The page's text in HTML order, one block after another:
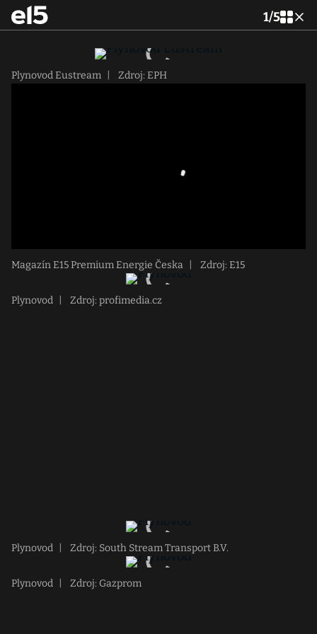
1/5
Plynovod Eustream Zdroj: EPH
Magazín E15 Premium Energie Česka Zdroj: E15
Plynovod Zdroj: profimedia.cz
Plynovod Zdroj: South Stream Transport B.V.
Plynovod Zdroj: Gazprom